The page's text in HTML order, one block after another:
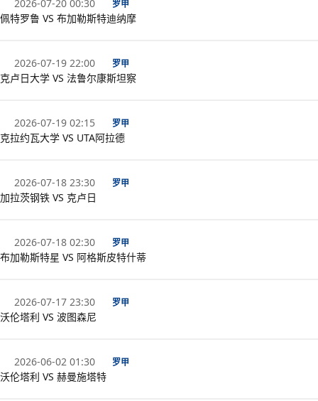
2026-07-20 00:30 罗甲
佩特罗鲁 VS 布加勒斯特迪纳摩
2026-07-19 22:00 罗甲
克卢日大学 VS 法鲁尔康斯坦察
2026-07-19 02:15 罗甲
克拉约瓦大学 VS UTA阿拉德
2026-07-18 23:30 罗甲
加拉茨钢铁 VS 克卢日
2026-07-18 02:30 罗甲
布加勒斯特星 VS 阿格斯皮特什蒂
2026-07-17 23:30 罗甲
沃伦塔利 VS 波图森尼
2026-06-02 01:30 罗甲
沃伦塔利 VS 赫曼施塔特